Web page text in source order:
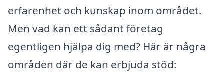
erfarenhet och kunskap inom området.
Men vad kan ett sådant företag
egentligen hjälpa dig med? Här är några
områden där de kan erbjuda stöd: